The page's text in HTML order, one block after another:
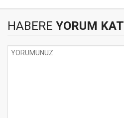
HABERE YORUM KAT